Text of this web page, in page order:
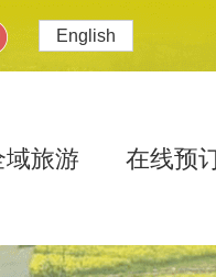
English
域旅游 在线预